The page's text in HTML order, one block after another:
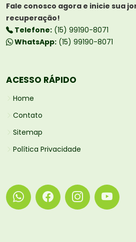
Fale conosco agora e inicie sua
recuperação!
Telefone: (15) 99190-8071
WhatsApp: (15) 99190-8071
ACESSO RÁPIDO
Home
Contato
Sitemap
Política Privacidade